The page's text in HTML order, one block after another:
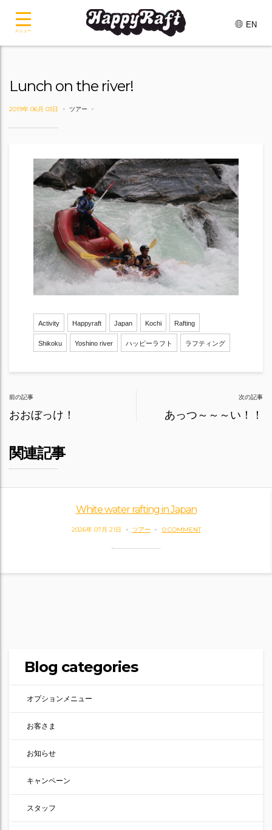
EN
Lunch on the river!
2019年 06月 03日 ツアー
Activity Happyraft Japan Kochi Rafting
Shikoku Yoshino river ハッピーラフト ラフティング
Post
navigation
前の記事
おおぼっけ！
次の記事
あっつ～～～い！！
関連記事
White water rafting in Japan
2026年 07月 21日 ツアー 0 COMMENT
Blog categories
オプションメニュー
お客さま
お知らせ
キャンペーン
スタッフ
メニュー